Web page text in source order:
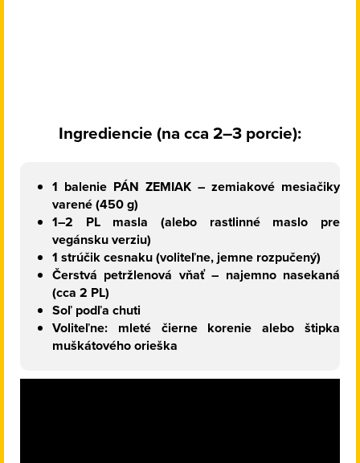
Ingrediencie (na cca 2–3 porcie):
1 balenie PÁN ZEMIAK – zemiakové mesiačiky
varené (450 g)
1–2 PL masla (alebo rastlinné maslo pre
vegánsku verziu)
1 strúčik cesnaku (voliteľne, jemne rozpučený)
Čerstvá petržlenová vňať – najemno nasekaná
(cca 2 PL)
Soľ podľa chuti
Voliteľne: mleté čierne korenie alebo štipka
muškátového orieška